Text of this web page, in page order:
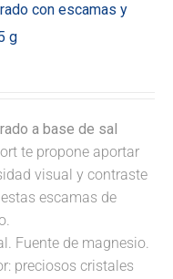
con escamas y
g
a base de sal
te propone aportar
visual y contraste
escamas de
Fuente de magnesio.
preciosos cristales